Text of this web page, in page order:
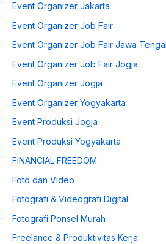
Event Organizer Jakarta
Event Organizer Job Fair
Event Organizer Job Fair Jawa
Event Organizer Job Fair Jogja
Event Organizer Jogja
Event Organizer Yogyakarta
Event Produksi Jogja
Event Produksi Yogyakarta
FINANCIAL FREEDOM
Foto dan Video
Fotografi & Videografi Digital
Fotografi Ponsel Murah
Freelance & Produktivitas Kerja